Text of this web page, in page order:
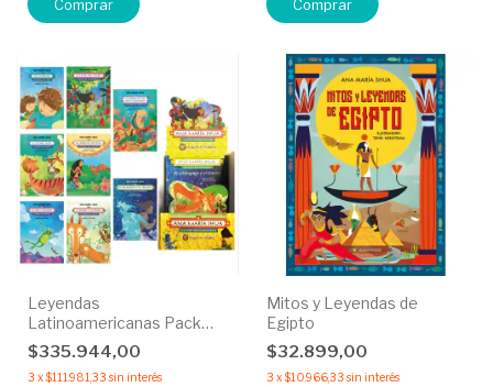
Leyendas
Latinoamericanas Pack
56u
$335.944,00
3 x$111.981,33 sin interés
Mitos y Leyendas de
Egipto
$32.899,00
3 x$10.966,33 sin interés